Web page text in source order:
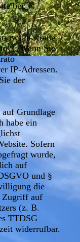
bei
Straße
Wenn Sie
IP-Adressen.
der
Grundlage
habe ein
Sofern
wurde,
auf
und §
die
Zugriff auf
(z. B.
TTDSG
widerrufbar.